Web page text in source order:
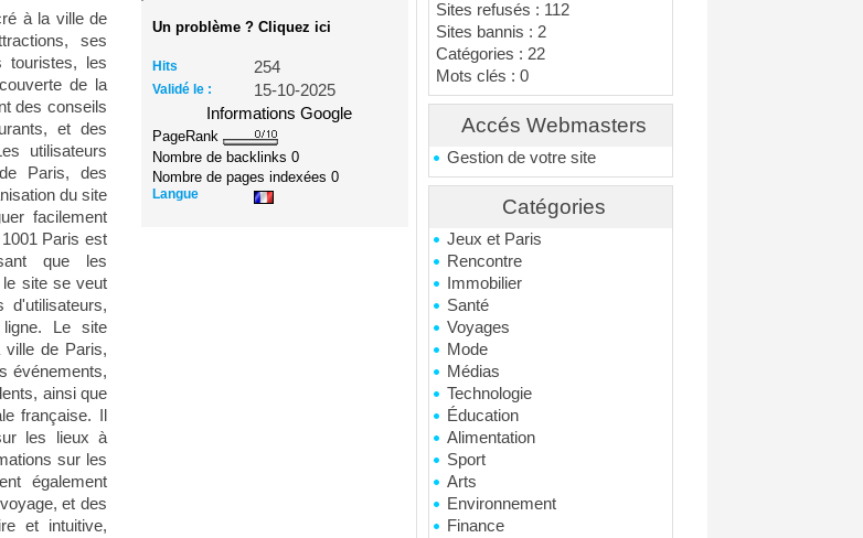
Sites refusés : 112
Sites bannis : 2
Catégories : 22
Mots clés : 0
Accés Webmasters
Gestion de votre site
Catégories
Jeux et Paris
Rencontre
Immobilier
Santé
Voyages
Mode
Médias
Technologie
Éducation
Alimentation
Sport
Arts
Environnement
Finance
à la ville de
ses
touristes, les
de la
des conseils
et des
utilisateurs
Paris, des
du site
facilement
Paris est
que les
le site se veut
Le site
ville de Paris,
événements,
ainsi que
française. Il
les lieux à
sur les
également
et des
et intuitive,
Un problème ? Cliquez ici
Hits 254
Validé le :
15-10-2025
Informations Google
PageRank
Nombre de backlinks0
Nombre de pages indexées0
Langue